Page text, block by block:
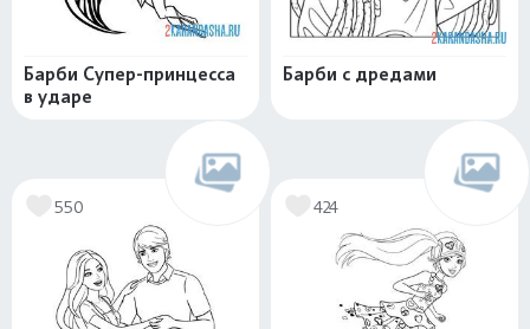
Барби Супер-принцесса
в ударе
Барби с дредами
550 424